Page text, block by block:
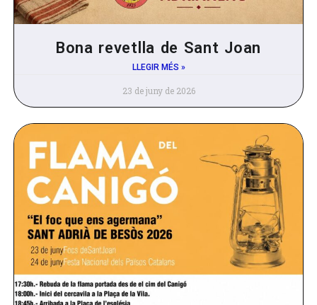
Bona revetlla de Sant Joan
LLEGIR MÉS »
23 de juny de 2026